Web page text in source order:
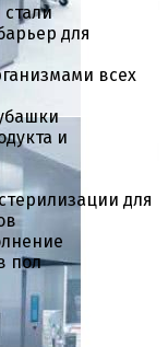
для
всех
и
для
пол